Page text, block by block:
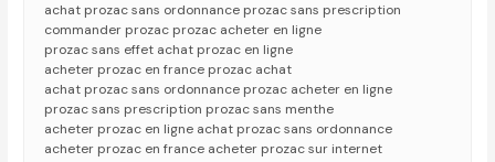
achat prozac sans ordonnance prozac sans prescription
commander prozac prozac acheter en ligne
prozac sans effet achat prozac en ligne
acheter prozac en france prozac achat
achat prozac sans ordonnance prozac acheter en ligne
prozac sans prescription prozac sans menthe
acheter prozac en ligne achat prozac sans ordonnance
acheter prozac en france acheter prozac sur internet